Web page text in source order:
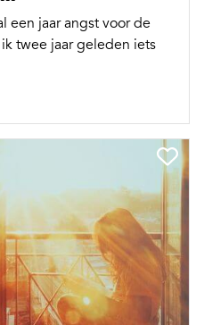
een jaar angst voor de
twee jaar geleden iets